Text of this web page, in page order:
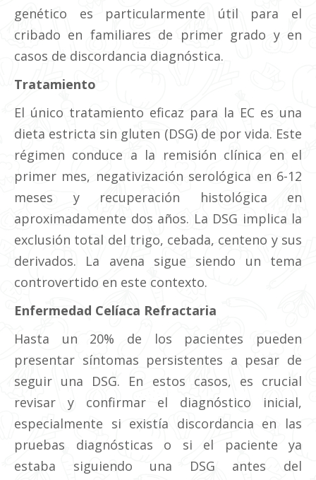
genético es particularmente útil para el
cribado en familiares de primer grado y en
casos de discordancia diagnóstica.
Tratamiento
El único tratamiento eficaz para la EC es una
dieta estricta sin gluten (DSG) de por vida. Este
régimen conduce a la remisión clínica en el
primer mes, negativización serológica en 6-12
meses y recuperación histológica en
aproximadamente dos años. La DSG implica la
exclusión total del trigo, cebada, centeno y sus
derivados. La avena sigue siendo un tema
controvertido en este contexto.
Enfermedad Celíaca Refractaria
Hasta un 20% de los pacientes pueden
presentar síntomas persistentes a pesar de
seguir una DSG. En estos casos, es crucial
revisar y confirmar el diagnóstico inicial,
especialmente si existía discordancia en las
pruebas diagnósticas o si el paciente ya
estaba siguiendo una DSG antes del